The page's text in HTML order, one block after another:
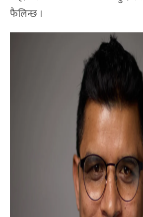
फैलिन्छ ।